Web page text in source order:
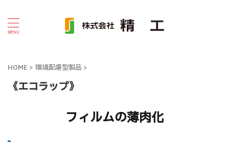
HOME > 環境配慮型製品 >
《エコラップ》
フィルムの薄肉化